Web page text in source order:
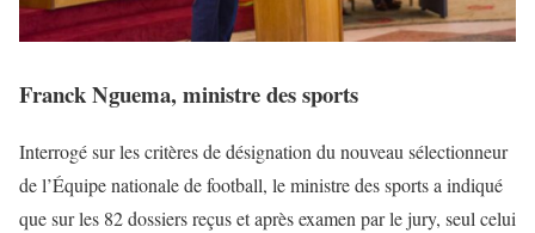
Franck Nguema, ministre des sports
Interrogé sur les critères de désignation du nouveau sélectionneur
de l’Équipe nationale de football, le ministre des sports a indiqué
que sur les 82 dossiers reçus et après examen par le jury, seul celui